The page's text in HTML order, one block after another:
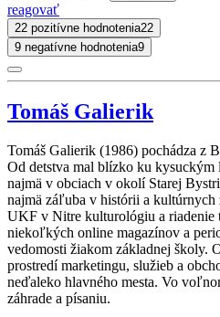
reagovať
22 pozitívne hodnotenia22
9 negatívne hodnotenia9
Tomáš Galierik
Tomáš Galierik (1986) pochádza z
Od detstva mal blízko ku kysuckým
najmä v obciach v okolí Starej
najmä záľuba v histórii a kultúrnych
UKF v Nitre kulturológiu a riadenie
niekoľkých online magazínov a
vedomosti žiakom základnej školy.
prostredí marketingu, služieb a
neďaleko hlavného mesta. Vo
záhrade a písaniu.